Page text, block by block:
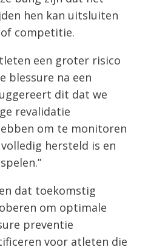
hen kan uitsluiten
competitie.
een groter risico
blessure na een
dit dat we
revalidatie
om te monitoren
hersteld is en
dat toekomstig
om optimale
preventie
voor atleten die